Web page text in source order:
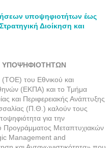
υποψηφιοτήτων έως
Διοίκηση και
ΥΠΟΨΗΦΙΟΤΗΤΩΝ
του Εθνικού και
(ΕΚΠΑ) και το Τμήμα
και Περιφερειακής Ανάπτυξης
(Π.Θ.) καλούν τους
για την
Προγράμματος Μεταπτυχιακών
Management and